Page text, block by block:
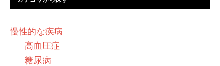
慢性的な疾病
高血圧症
糖尿病